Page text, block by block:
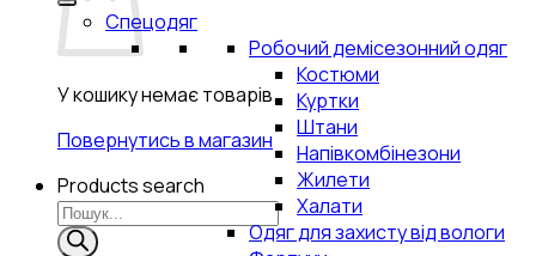
У кошику немає товарів.
Повернутись в магазин
Products search
Спецодяг
Робочий демісезонний одяг
Костюми
Куртки
Штани
Напівкомбінезони
Жилети
Халати
Одяг для захисту від вологи